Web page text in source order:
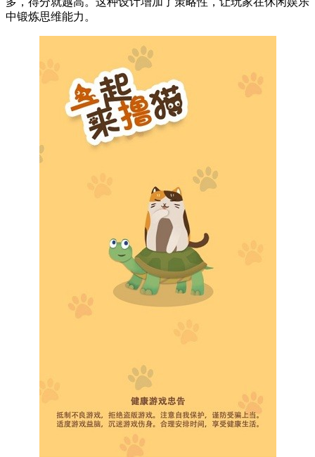
中锻炼思维能力。